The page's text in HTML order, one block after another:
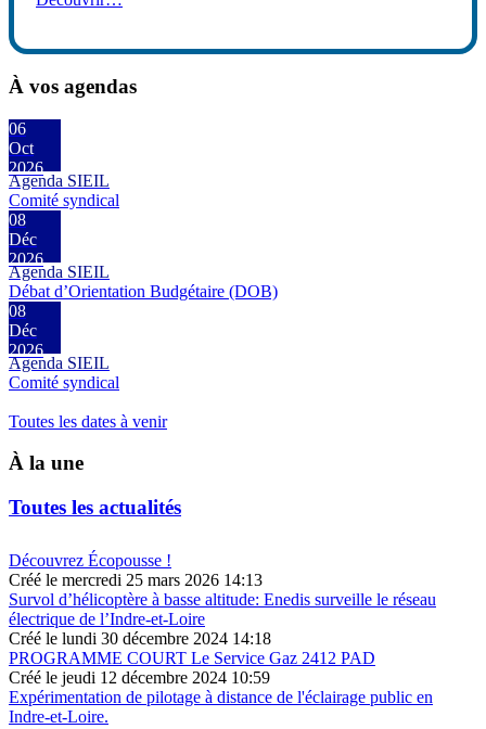
À vos agendas
06
Oct
2026
Agenda SIEIL
Comité syndical
08
Déc
2026
Agenda SIEIL
Débat d’Orientation Budgétaire (DOB)
08
Déc
2026
Agenda SIEIL
Comité syndical
Toutes les dates à venir
À la une
Toutes les actualités
Découvrez Écopousse !
Créé le mercredi 25 mars 2026 14:13
Survol d’hélicoptère à basse altitude: Enedis surveille le réseau
électrique de l’Indre-et-Loire
Créé le lundi 30 décembre 2024 14:18
PROGRAMME COURT Le Service Gaz 2412 PAD
Créé le jeudi 12 décembre 2024 10:59
Expérimentation de pilotage à distance de l'éclairage public en
Indre-et-Loire.